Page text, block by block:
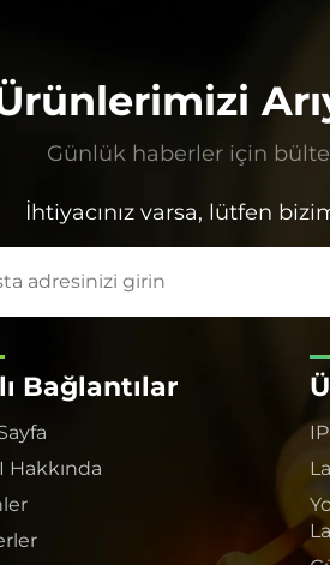
Günlük haberler için
İhtiyacınız varsa, lütfen
Bağlantılar
Hakkında